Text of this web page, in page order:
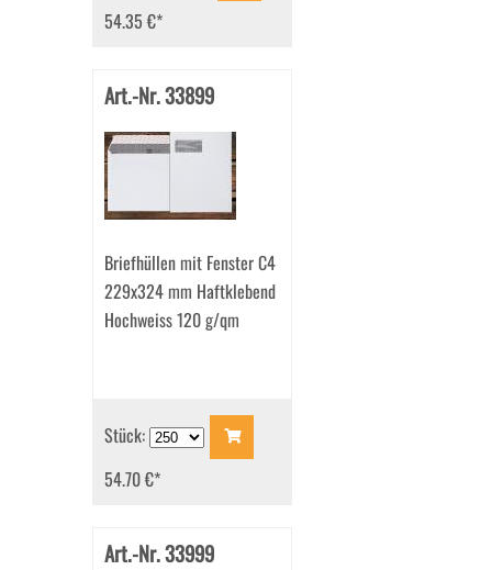
54.35 €*
Art.-Nr. 33899
Briefhüllen mit Fenster C4
229x324 mm Haftklebend
Hochweiss 120 g/qm
Stück:
54.70 €*
Art.-Nr. 33999